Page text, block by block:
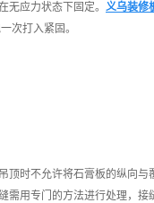
应力状态下固定。 义乌装修
次打入紧固。
顶时不允许将石膏板的纵向与
需用专门的方法进行处理，接